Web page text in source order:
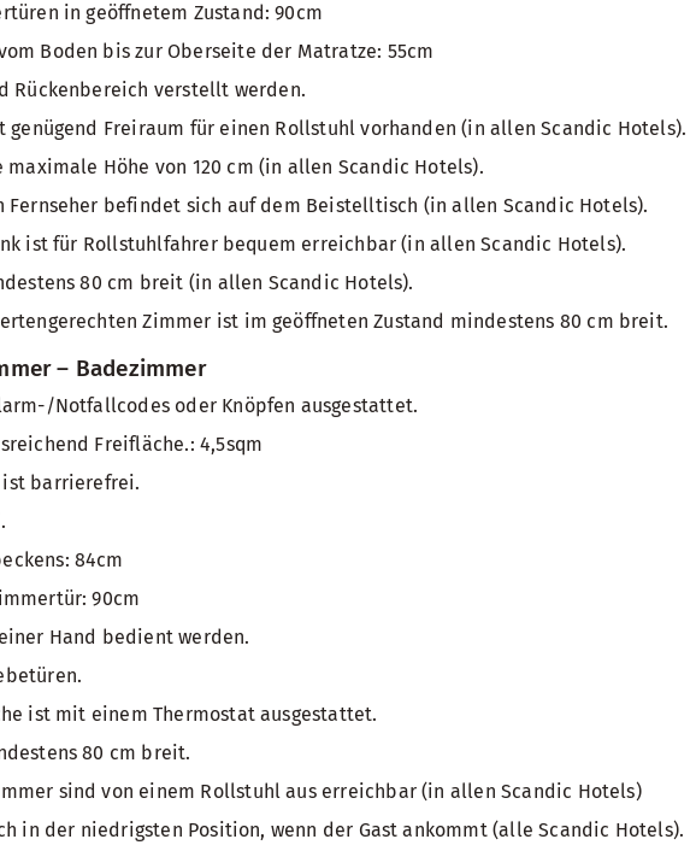
in geöffnetem Zustand: 90cm
Boden bis zur Oberseite der Matratze: 55cm
Rückenbereich verstellt werden.
Freiraum für einen Rollstuhl vorhanden (in allen Scandic Hotels).
Höhe von 120 cm (in allen Scandic Hotels).
Fernseher befindet sich auf dem Beistelltisch (in allen Scandic Hotels).
ist für Rollstuhlfahrer bequem erreichbar (in allen Scandic Hotels).
80 cm breit (in allen Scandic Hotels).
Zimmer ist im geöffneten Zustand mindestens 80 cm breit.
– Badezimmer
Notfallcodes oder Knöpfen ausgestattet.
Freifläche.: 4,5sqm
ist barrierefrei.
84cm
90cm
Hand bedient werden.
ist mit einem Thermostat ausgestattet.
80 cm breit.
sind von einem Rollstuhl aus erreichbar (in allen Scandic Hotels)
in der niedrigsten Position, wenn der Gast ankommt (alle Scandic Hotels).